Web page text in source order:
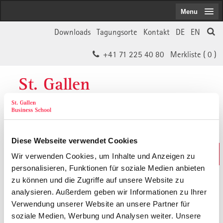
Diese Webseite verwendet Cookies
Wir verwenden Cookies, um Inhalte und Anzeigen zu
personalisieren, Funktionen für soziale Medien anbieten
zu können und die Zugriffe auf unsere Website zu
analysieren. Außerdem geben wir Informationen zu Ihrer
Verwendung unserer Website an unsere Partner für
soziale Medien, Werbung und Analysen weiter. Unsere
EN
DE
Kontakt
Tagungsorte
Downloads
Merkliste ( 0 )
+41 71 225 40 80
St. Gallen
Business School
Weiterbildungs-Suche
In 30 Sekunden das Passende finden
Menu
Der von Ihnen gesuchte Inhalt ist